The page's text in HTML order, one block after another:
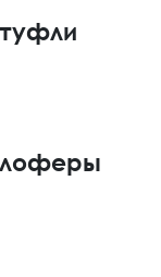
лоферы